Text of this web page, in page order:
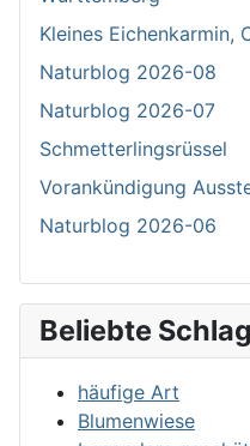
Kleines Eichenkarmin,
Naturblog 2026-08
Naturblog 2026-07
Schmetterlingsrüssel
Vorankündigung
Naturblog 2026-06
Beliebte
häufige Art
Blumenwiese